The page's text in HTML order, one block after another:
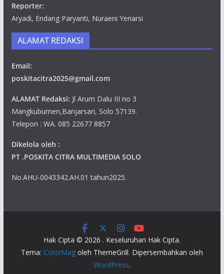
Reporter:
Aryadi, Endang Paryanti, Nuraeni Yeriarsi
ALAMAT REDAKSI
Email:
poskitacitra2025@gmail.com
ALAMAT Redaksi: Jl Arum Dalu III no 3
Mangkubumen,Banjarsari, Solo 57139.
Telepon : WA. 085 22677 8857
Dikelola oleh :
PT .POSKITA CITRA MULTIMEDIA SOLO
No.AHU-0043342.AH.01 tahun2025.
Hak Cipta © 2026 . Keseluruhan Hak Cipta.
Tema: ColorMagoleh ThemeGrill. Dipersembahkan oleh
WordPress.